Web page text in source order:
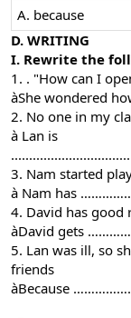
A. because
D. WRITING
I. Rewrite the
1. . "How can I
àShe
2. No one in my
à Lan is
3. Nam started
à Nam has
4. David has good
àDavid gets
5. Lan was ill, so
friends
àBecause